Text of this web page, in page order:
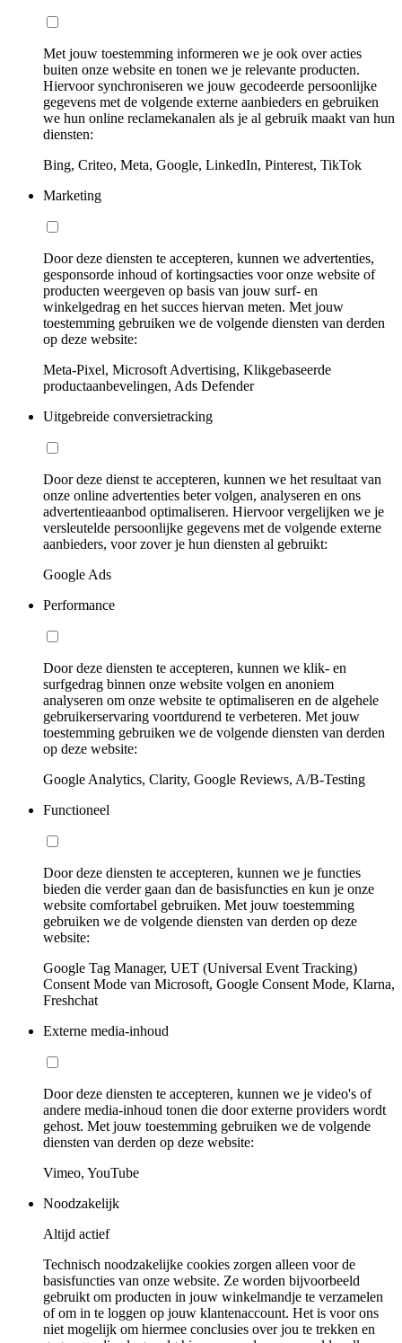
Met jouw toestemming informeren we je ook over acties
buiten onze website en tonen we je relevante producten.
Hiervoor synchroniseren we jouw gecodeerde persoonlijke
gegevens met de volgende externe aanbieders en gebruiken
we hun online reclamekanalen als je al gebruik maakt van hun
diensten:
Bing, Criteo, Meta, Google, LinkedIn, Pinterest, TikTok
Marketing
Door deze diensten te accepteren, kunnen we advertenties,
gesponsorde inhoud of kortingsacties voor onze website of
producten weergeven op basis van jouw surf- en
winkelgedrag en het succes hiervan meten. Met jouw
toestemming gebruiken we de volgende diensten van derden
op deze website:
Meta-Pixel, Microsoft Advertising, Klikgebaseerde
productaanbevelingen, Ads Defender
Uitgebreide conversietracking
Door deze dienst te accepteren, kunnen we het resultaat van
onze online advertenties beter volgen, analyseren en ons
advertentieaanbod optimaliseren. Hiervoor vergelijken we je
versleutelde persoonlijke gegevens met de volgende externe
aanbieders, voor zover je hun diensten al gebruikt:
Google Ads
Performance
Door deze diensten te accepteren, kunnen we klik- en
surfgedrag binnen onze website volgen en anoniem
analyseren om onze website te optimaliseren en de algehele
gebruikerservaring voortdurend te verbeteren. Met jouw
toestemming gebruiken we de volgende diensten van derden
op deze website:
Google Analytics, Clarity, Google Reviews, A/B-Testing
Functioneel
Door deze diensten te accepteren, kunnen we je functies
bieden die verder gaan dan de basisfuncties en kun je onze
website comfortabel gebruiken. Met jouw toestemming
gebruiken we de volgende diensten van derden op deze
website:
Google Tag Manager, UET (Universal Event Tracking)
Consent Mode van Microsoft, Google Consent Mode, Klarna,
Freshchat
Externe media-inhoud
Door deze diensten te accepteren, kunnen we je video's of
andere media-inhoud tonen die door externe providers wordt
gehost. Met jouw toestemming gebruiken we de volgende
diensten van derden op deze website:
Vimeo, YouTube
Noodzakelijk
Altijd actief
Technisch noodzakelijke cookies zorgen alleen voor de
basisfuncties van onze website. Ze worden bijvoorbeeld
gebruikt om producten in jouw winkelmandje te verzamelen
of om in te loggen op jouw klantenaccount. Het is voor ons
niet mogelijk om hiermee conclusies over jou te trekken en